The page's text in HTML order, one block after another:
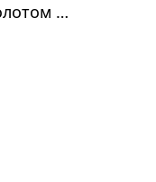
Крем омоложивающий с золотом и…